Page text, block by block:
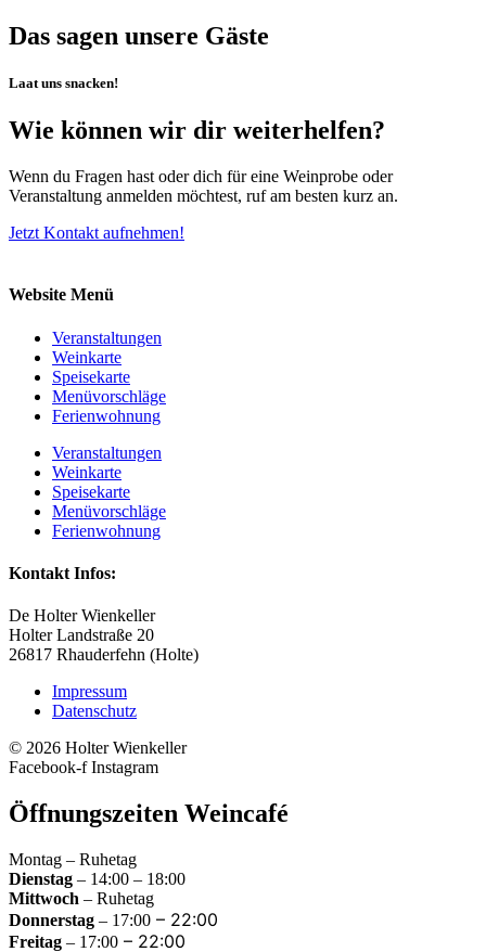
Das sagen unsere Gäste
Laat uns snacken!
Wie können wir dir weiterhelfen?
Wenn du Fragen hast oder dich für eine Weinprobe oder
Veranstaltung anmelden möchtest, ruf am besten kurz an.
Jetzt Kontakt aufnehmen!
Website Menü
Veranstaltungen
Weinkarte
Speisekarte
Menüvorschläge
Ferienwohnung
Veranstaltungen
Weinkarte
Speisekarte
Menüvorschläge
Ferienwohnung
Kontakt Infos:
De Holter Wienkeller
Holter Landstraße 20
26817 Rhauderfehn (Holte)
Impressum
Datenschutz
© 2026 Holter Wienkeller
Facebook-f Instagram
Öffnungszeiten Weincafé
Montag – Ruhetag
Dienstag – 14:00 – 18:00
Mittwoch – Ruhetag
Donnerstag – 17:00 – 22:00
Freitag – 17:00 – 22:00